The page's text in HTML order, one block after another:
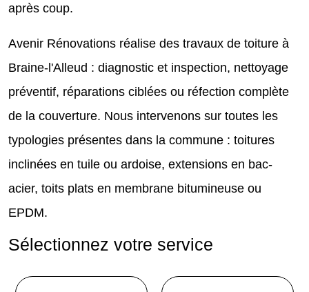
après coup.
Avenir Rénovations réalise des travaux de toiture à
Braine-l'Alleud : diagnostic et inspection, nettoyage
préventif, réparations ciblées ou réfection complète
de la couverture. Nous intervenons sur toutes les
typologies présentes dans la commune : toitures
inclinées en tuile ou ardoise, extensions en bac-
acier, toits plats en membrane bitumineuse ou
EPDM.
Sélectionnez votre service